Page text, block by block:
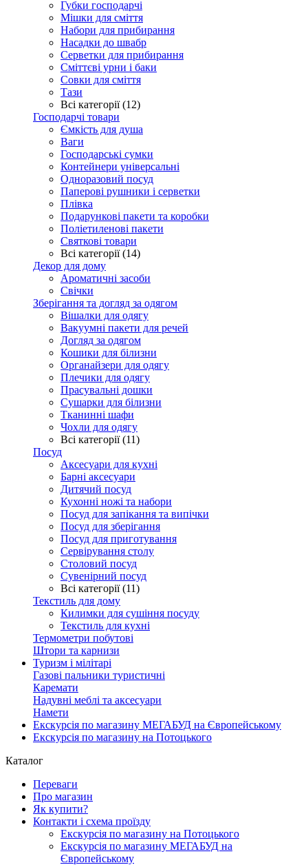
Губки господарчі
Мішки для сміття
Набори для прибирання
Насадки до швабр
Серветки для прибирання
Сміттєві урни і баки
Совки для сміття
Тази
Всі категорії (12)
Господарчі товари
Ємкість для душа
Ваги
Господарські сумки
Контейнери універсальні
Одноразовий посуд
Паперові рушники і серветки
Плівка
Подарункові пакети та коробки
Поліетиленові пакети
Святкові товари
Всі категорії (14)
Декор для дому
Ароматичні засоби
Свічки
Зберігання та догляд за одягом
Вішалки для одягу
Вакуумні пакети для речей
Догляд за одягом
Кошики для білизни
Органайзери для одягу
Плечики для одягу
Прасувальні дошки
Сушарки для білизни
Тканинні шафи
Чохли для одягу
Всі категорії (11)
Посуд
Аксесуари для кухні
Барні аксесуари
Дитячий посуд
Кухонні ножі та набори
Посуд для запікання та випічки
Посуд для зберігання
Посуд для приготування
Сервірування столу
Столовий посуд
Сувенірний посуд
Всі категорії (11)
Текстиль для дому
Килимки для сушіння посуду
Текстиль для кухні
Термометри побутові
Штори та карнизи
Туризм і мілітарі
Газові пальники туристичні
Каремати
Надувні меблі та аксесуари
Намети
Екскурсія по магазину МЕГАБУД на Європейському
Екскурсія по магазину на Потоцького
Каталог
Переваги
Про магазин
Як купити?
Контакти і схема проїзду
Екскурсія по магазину на Потоцького
Екскурсія по магазину МЕГАБУД на
Європейському